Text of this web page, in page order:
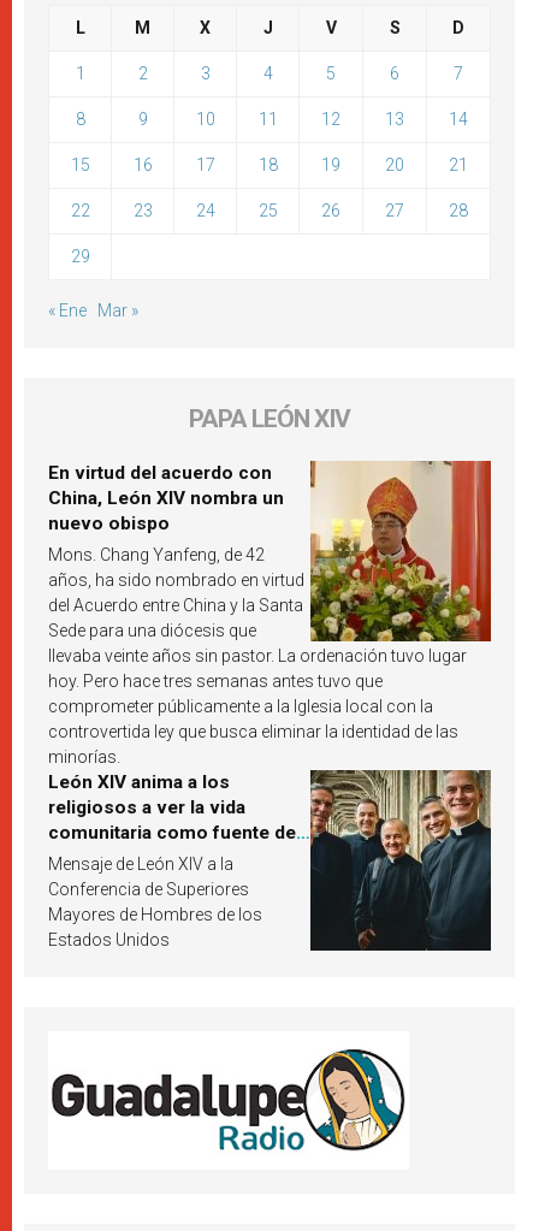
L M X J V S D
1 2 3 4 5 6 7
8 9 10 11 12 13 14
15 16 17 18 19 20 21
22 23 24 25 26 27 28
29
« Ene Mar »
PAPA LEÓN XIV
En virtud del acuerdo con
China, León XIV nombra un
nuevo obispo
Mons. Chang Yanfeng, de 42
años, ha sido nombrado en virtud
del Acuerdo entre China y la Santa
Sede para una diócesis que
llevaba veinte años sin pastor. La ordenación tuvo lugar
hoy. Pero hace tres semanas antes tuvo que
comprometer públicamente a la Iglesia local con la
controvertida ley que busca eliminar la identidad de las
minorías.
León XIV anima a los
religiosos a ver la vida
comunitaria como fuente de
inspiración y santificación
Mensaje de León XIV a la
Conferencia de Superiores
Mayores de Hombres de los
Estados Unidos